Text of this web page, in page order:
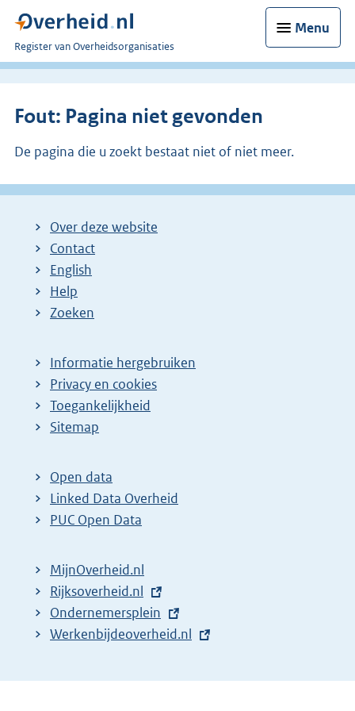
Menu
U
bent
Register van Overheidsorganisaties
Fout: Pagina niet gevonden
De pagina die u zoekt bestaat niet of niet meer.
Over deze website
Contact
English
Help
Zoeken
Informatie hergebruiken
Privacy en cookies
Toegankelijkheid
Sitemap
Open data
Linked Data Overheid
PUC Open Data
MijnOverheid.nl
E
x
t
r
Rijksoverheid.nl
E
x
e
Ondernemersplein
E
t
Werkenbijdeoverheid.nl